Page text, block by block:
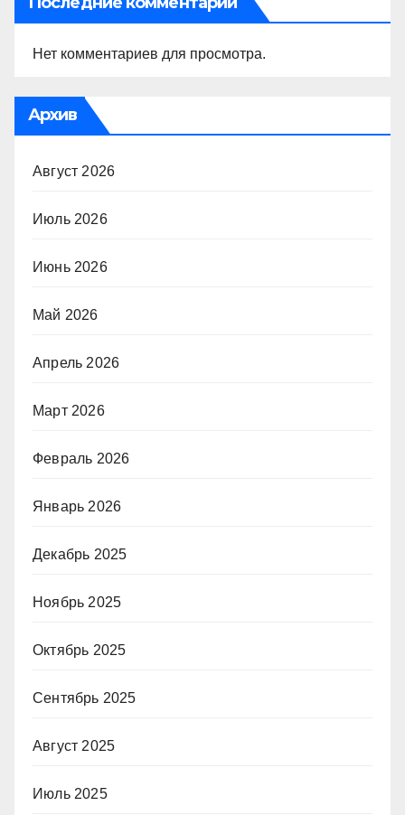
Нет комментариев для просмотра.
Архив
Август 2026
Июль 2026
Июнь 2026
Май 2026
Апрель 2026
Март 2026
Февраль 2026
Январь 2026
Декабрь 2025
Ноябрь 2025
Октябрь 2025
Сентябрь 2025
Август 2025
Июль 2025